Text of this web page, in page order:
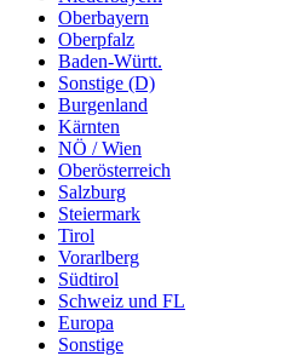
Oberbayern
Oberpfalz
Baden-Württ.
Sonstige (D)
Burgenland
Kärnten
NÖ / Wien
Oberösterreich
Salzburg
Steiermark
Tirol
Vorarlberg
Südtirol
Schweiz und FL
Europa
Sonstige